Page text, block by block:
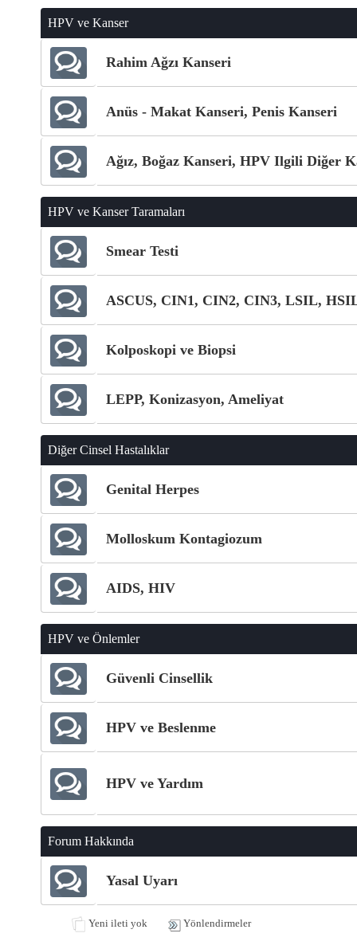
HPV ve Kanser
Rahim Ağzı Kanseri
Anüs - Makat Kanseri, Penis Kanseri
Ağız, Boğaz Kanseri, HPV Ilgili Diğer
HPV ve Kanser Taramaları
Smear Testi
ASCUS, CIN1, CIN2, CIN3, LSIL,
Kolposkopi ve Biopsi
LEPP, Konizasyon, Ameliyat
Diğer Cinsel Hastalıklar
Genital Herpes
Molloskum Kontagiozum
AIDS, HIV
HPV ve Önlemler
Güvenli Cinsellik
HPV ve Beslenme
HPV ve Yardım
Forum Hakkında
Yasal Uyarı
Yeni ileti yok Yönlendirmeler